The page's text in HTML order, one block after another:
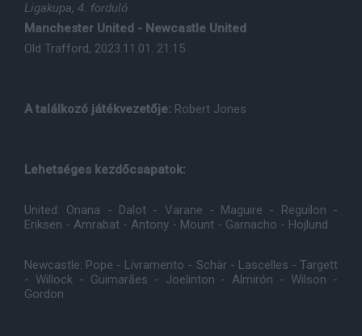
Ligakupa, 4. forduló
Manchester United - Newcastle United
Old Trafford, 2023.11.01. 21:15
A találkozó játékvezetője: Robert Jones
Lehetséges kezdőcsapatok:
United: Onana - Dalot - Varane - Maguire - Reguilon -
Eriksen - Amrabat - Antony - Mount - Garnacho - Hojlund
Newcastle: Pope - Livramento - Schär - Lascelles - Targett
- Willock - Guimarães - Joelinton - Almirón - Wilson -
Gordon